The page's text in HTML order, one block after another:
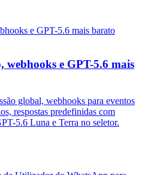
webhooks e GPT-5.6 mais
global, webhooks para eventos
respostas predefinidas com
5.6 Luna e Terra no seletor.